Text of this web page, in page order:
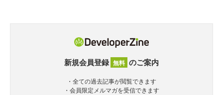
新規会員登録 無料 のご案内
・全ての過去記事が閲覧できます
・会員限定メルマガを受信できます